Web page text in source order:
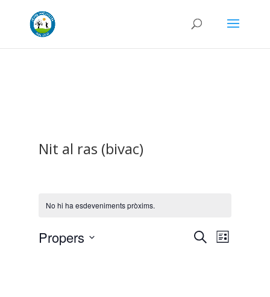
Nit al ras (bivac)
No hi ha esdeveniments pròxims.
Cerca Llista
Propers